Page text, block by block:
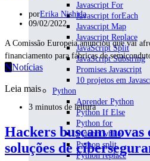
Javascript For
Javascript forEach
Javascript Map
Javascript Replace
JavaScript Split
JavaScript Substring
Promises Javascript
10 projetos em
Python
Aprender Python
Python If Else
Python for
Python while
Python split
Python replace
porErika Nishida
09/02/2022
A Comissão Europeia anunciou que vai
financiamento para fábricas de
NNotícias
Leia mais
3 minutos de leitura
Hackers buscam
soluções de